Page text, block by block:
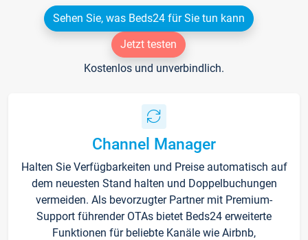
Sehen Sie, was Beds24 für Sie tun kann
Jetzt testen
Kostenlos und unverbindlich.
Channel Manager
Halten Sie Verfügbarkeiten und Preise automatisch auf
dem neuesten Stand halten und Doppelbuchungen
vermeiden. Als bevorzugter Partner mit Premium-
Support führender OTAs bietet Beds24 erweiterte
Funktionen für beliebte Kanäle wie Airbnb,